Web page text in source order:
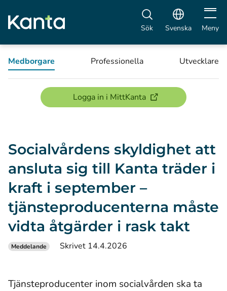
Sök Svenska Öppna
Meny
Medborgare Professionella Utvecklare
Logga in i MittKanta(öppnas i ett nytt
Socialvårdens skyldighet att
ansluta sig till Kanta träder i
kraft i september –
tjänsteproducenterna måste
vidta åtgärder i rask takt
Meddelande Skrivet 14.4.2026
Tjänsteproducenter inom socialvården ska ta